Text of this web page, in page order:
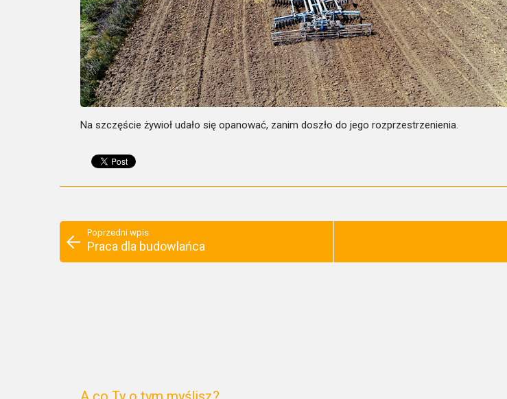
Na szczęście żywioł udało się opanować, zanim doszło do jego rozprzestrzenienia.
Poprzedni wpis
Praca dla budowlańca